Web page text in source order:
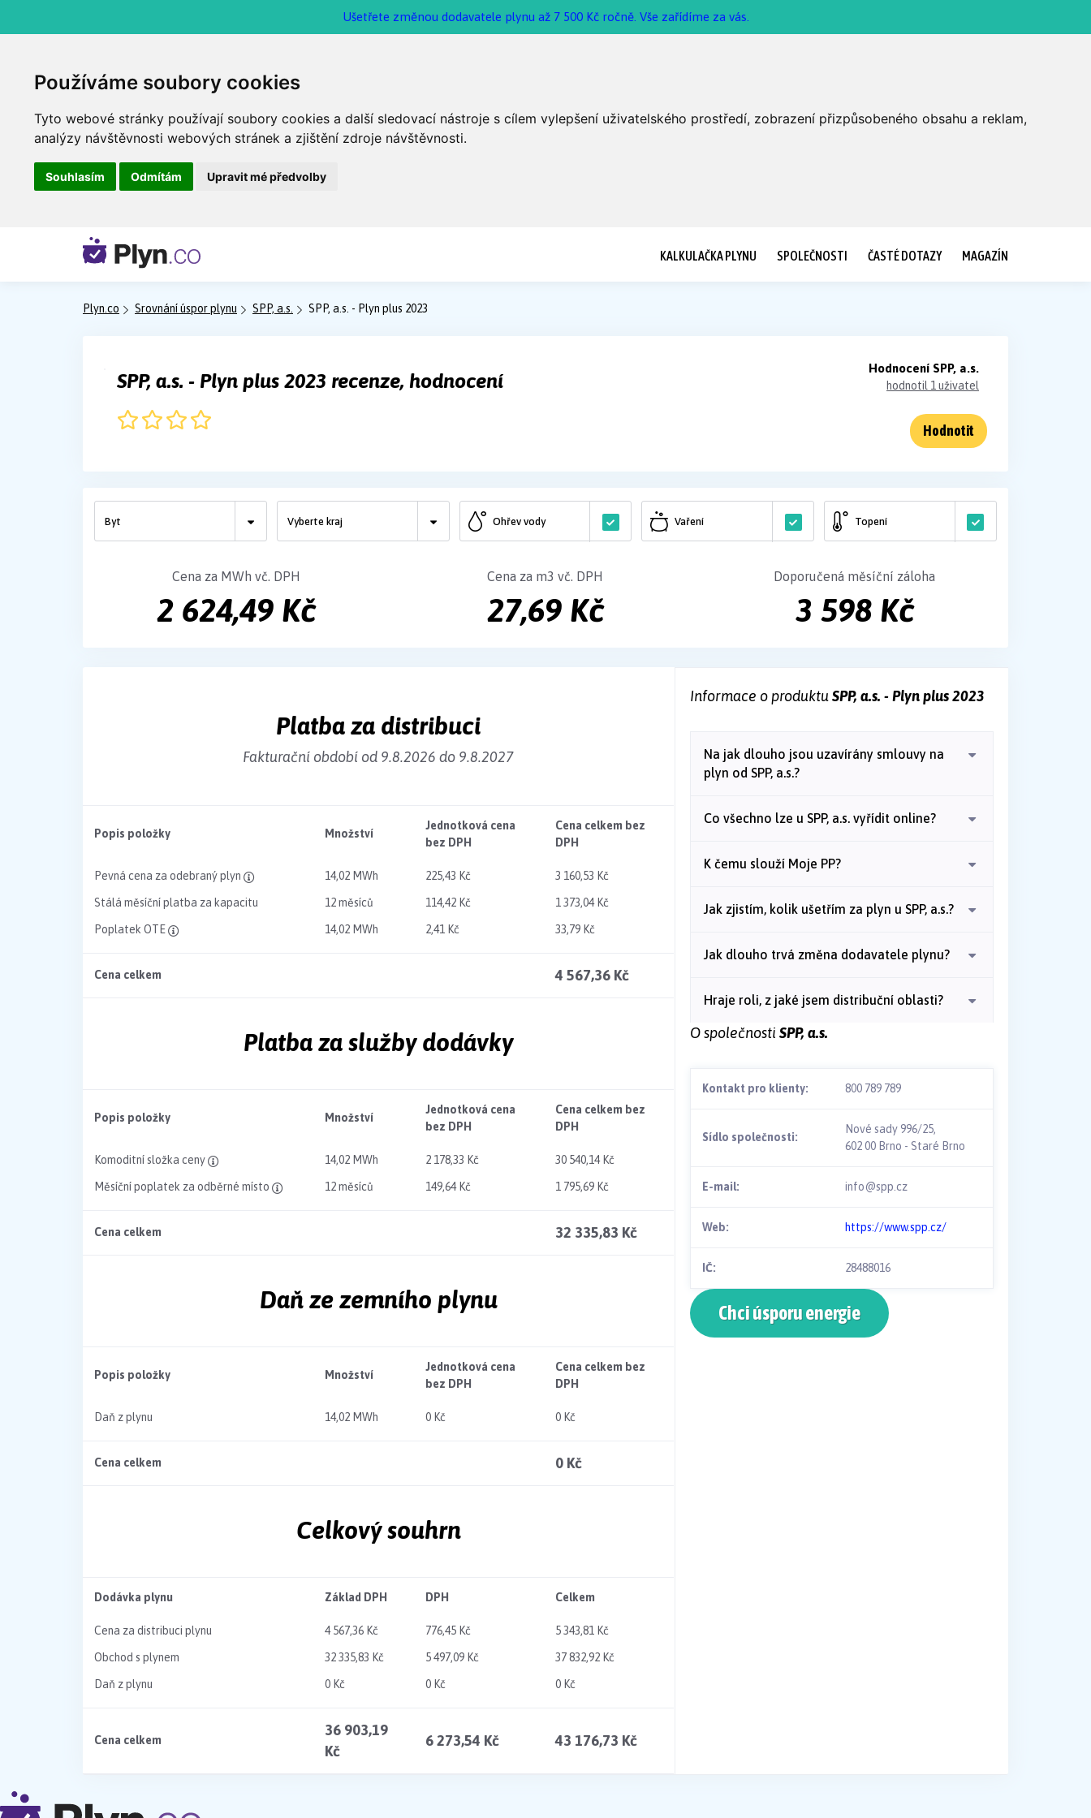
Používáme soubory cookies
Tyto webové stránky používají soubory cookies a další sledovací nástroje s cílem vylepšení uživatelského prostředí, zobrazení přizpůsobeného obsahu a reklam,
analýzy návštěvnosti webových stránek a zjištění zdroje návštěvnosti.
Souhlasím Odmítám Upravit mé předvolby
Ušetřete změnou dodavatele plynu až 7 500 Kč ročně. Vše zařídíme za vás.
KALKULAČKA PLYNU SPOLEČNOSTI ČASTÉ DOTAZY MAGAZÍN
Plyn.co Srovnání úspor plynu SPP, a.s. SPP, a.s. - Plyn plus 2023
SPP, a.s. - Plyn plus 2023 recenze, hodnocení
Hodnocení SPP, a.s.
hodnotil 1 uživatel
Hodnotit
Ohřev vody Vaření Topení
Cena za MWh vč. DPH
2 624,49 Kč
Cena za m3 vč. DPH
27,69 Kč
Doporučená měsíční záloha
3 598 Kč
Platba za distribuci
Fakturační období od 9.8.2026 do 9.8.2027
Popis položky Množství
Jednotková cena
bez DPH
Cena celkem bez
DPH
Pevná cena za odebraný plyn 14,02 MWh 225,43 Kč 3 160,53 Kč
Stálá měsíční platba za kapacitu 12 měsíců 114,42 Kč 1 373,04 Kč
Poplatek OTE 14,02 MWh 2,41 Kč 33,79 Kč
Cena celkem 4 567,36 Kč
Platba za služby dodávky
Popis položky Množství
Jednotková cena
bez DPH
Cena celkem bez
DPH
Komoditní složka ceny 14,02 MWh 2 178,33 Kč 30 540,14 Kč
Měsíční poplatek za odběrné místo 12 měsíců 149,64 Kč 1 795,69 Kč
Cena celkem 32 335,83 Kč
Daň ze zemního plynu
Popis položky Množství
Jednotková cena
bez DPH
Cena celkem bez
DPH
Daň z plynu 14,02 MWh 0 Kč 0 Kč
Cena celkem 0 Kč
Celkový souhrn
Dodávka plynu Základ DPH DPH Celkem
Cena za distribuci plynu 4 567,36 Kč 776,45 Kč 5 343,81 Kč
Obchod s plynem 32 335,83 Kč 5 497,09 Kč 37 832,92 Kč
Daň z plynu 0 Kč 0 Kč 0 Kč
Cena celkem
36 903,19
Kč
6 273,54 Kč 43 176,73 Kč
Informace o produktuSPP, a.s. - Plyn plus 2023
Na jak dlouho jsou uzavírány smlouvy na
plyn od SPP, a.s.?
Co všechno lze u SPP, a.s. vyřídit online?
K čemu slouží Moje PP?
Jak zjistím, kolik ušetřím za plyn u SPP, a.s.?
Jak dlouho trvá změna dodavatele plynu?
Hraje roli, z jaké jsem distribuční oblasti?
O společnosti SPP, a.s.
Kontakt pro klienty: 800 789 789
Sídlo společnosti:
Nové sady 996/25,
602 00 Brno - Staré Brno
E-mail: info@spp.cz
Web: https://www.spp.cz/
IČ: 28488016
Chci úsporu energie